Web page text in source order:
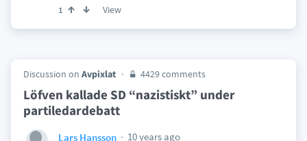
1 View
Discussion on Avpixlat 4429 comments
Löfven kallade SD “nazistiskt” under
partiledardebatt
Lars Hansson
10 years ago